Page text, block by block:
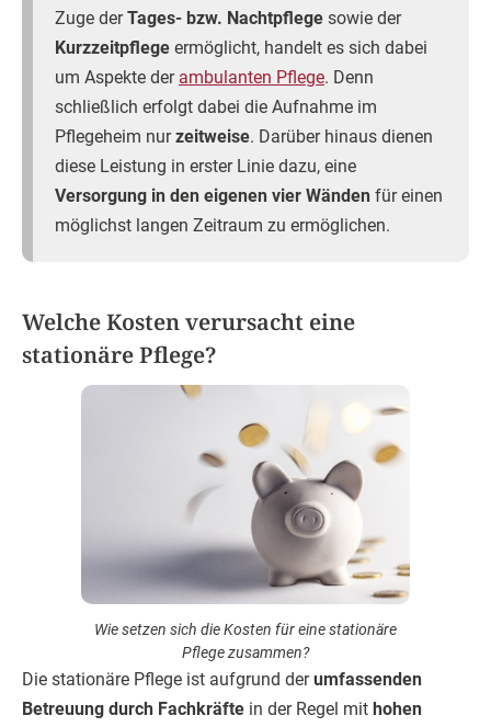
Zuge derTages- bzw. Nachtpflege sowie der
Kurzzeitpflege ermöglicht, handelt es sich dabei
um Aspekte der ambulanten Pflege. Denn
schließlich erfolgt dabei die Aufnahme im
Pflegeheim nurzeitweise. Darüber hinaus dienen
diese Leistung in erster Linie dazu, eine
Versorgung in den eigenen vier Wänden für einen
möglichst langen Zeitraum zu ermöglichen.
Welche Kosten verursacht eine
stationäre Pflege?
Wie setzen sich die Kosten für eine stationäre
Pflege zusammen?
Die stationäre Pflege ist aufgrund derumfassenden
Betreuung durch Fachkräfte in der Regel mit hohen